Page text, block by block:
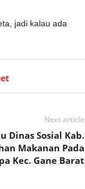
jadi kalau ada
Next article
Dinas Sosial Kab.
Makanan Pada
Kec. Gane Barat